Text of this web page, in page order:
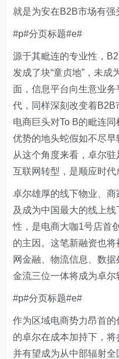
就是为安在B2B市场有强
#p#分页标题#e#
源于其毗连的专业性，
发成了块“童贞地”，未
面，信息平台向生意业
代，同样深刻改变着B2B
电商巨头对To B的毗连
优势的地头蛇假如不尽早
从这个角度来看，卓尔
互联网转型，是顺应时代
卓尔雄厚的线下物业、
及成为中国最大的线上
性，是电商大咖1号店首
的主因。这笔新融资也
网金融、物流信息、数
金流三位一体将成为卓尔
#p#分页标题#e#
作为区域电商势力昂首
的卓尔在成本加持下，将
并有望成为从中部辐射全